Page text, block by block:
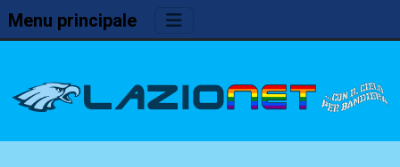
Menu principale